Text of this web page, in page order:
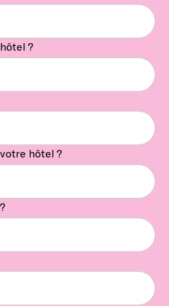
?
hôtel ?